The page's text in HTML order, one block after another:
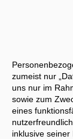
zumeist nur
uns nur im
sowie zum
eines
inklusive